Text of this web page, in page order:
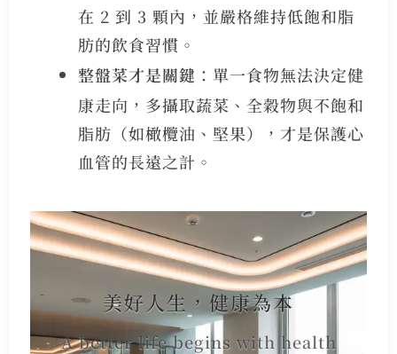
在 2 到 3 顆內，並嚴格維持低飽和脂
肪的飲食習慣。
整盤菜才是關鍵 ：單一食物無法決定健
康走向，多攝取蔬菜、全穀物與不飽和
脂肪（如橄欖油、堅果），才是保護心
血管的長遠之計。
美好人生，健康為本
A better life begins with health